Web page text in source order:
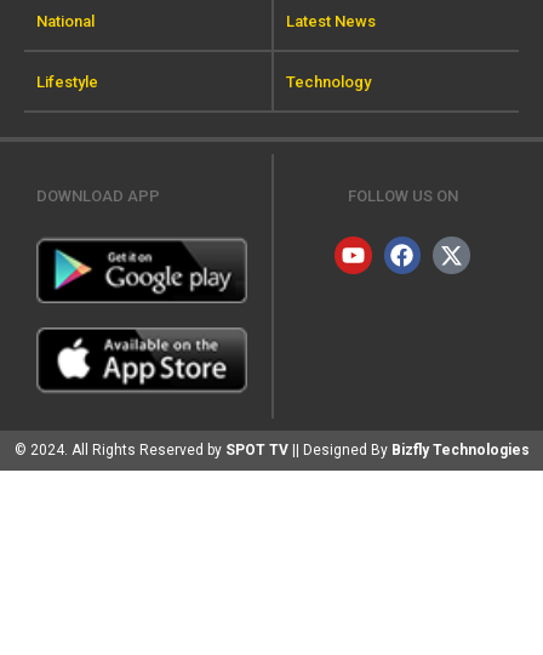
National Latest News
Lifestyle Technology
DOWNLOAD APP FOLLOW US ON
© 2024. All Rights Reserved by SPOT TV || Designed By Bizfly Technologies